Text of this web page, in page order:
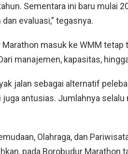
Sementara ini baru mulai
evaluasi,” tegasnya.
masuk ke WMM tetap
manajemen, kapasitas,
jalan sebagai alternatif
juga antusias. Jumlahnya
Olahraga, dan
pada Borobudur Marathon